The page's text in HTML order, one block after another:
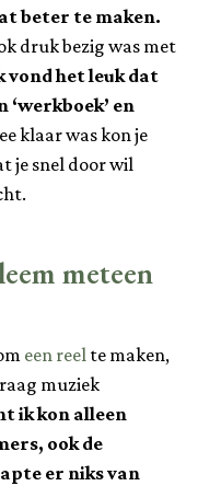
beter te maken.
druk bezig was met
vond het leuk dat
en
klaar was kon je
je snel door wil
meteen
een reel te maken,
muziek
ik kon alleen
ook de
er niks van